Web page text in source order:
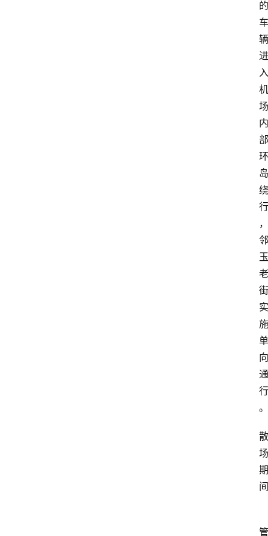
的
车
辆
进
入
机
场
内
部
环
岛
绕
行
，
邻
玉
老
街
实
施
单
向
通
行
。
散
场
期
间
管